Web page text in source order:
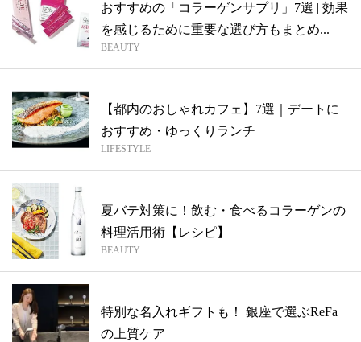
おすすめの「コラーゲンサプリ」7選 | 効果
を感じるために重要な選び方もまとめ...
BEAUTY
【都内のおしゃれカフェ】7選｜デートに
おすすめ・ゆっくりランチ
LIFESTYLE
夏バテ対策に！飲む・食べるコラーゲンの
料理活用術【レシピ】
BEAUTY
特別な名入れギフトも！ 銀座で選ぶReFa
の上質ケア